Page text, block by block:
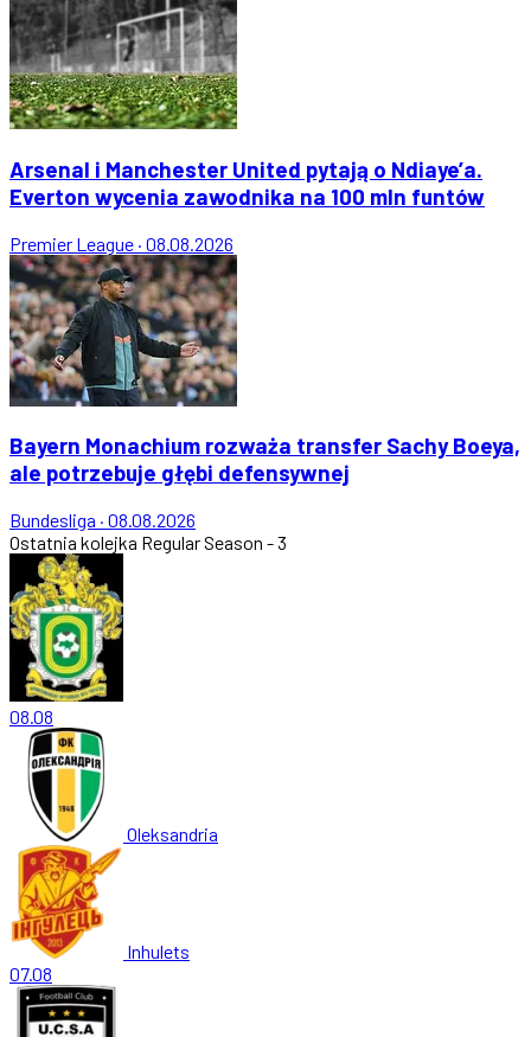
Arsenal i Manchester United pytają o Ndiaye’a.
Everton wycenia zawodnika na 100 mln funtów
Premier League · 08.08.2026
Bayern Monachium rozważa transfer Sachy Boeya,
ale potrzebuje głębi defensywnej
Bundesliga · 08.08.2026
Ostatnia kolejka Regular Season - 3
08.08
Oleksandria
Inhulets
07.08